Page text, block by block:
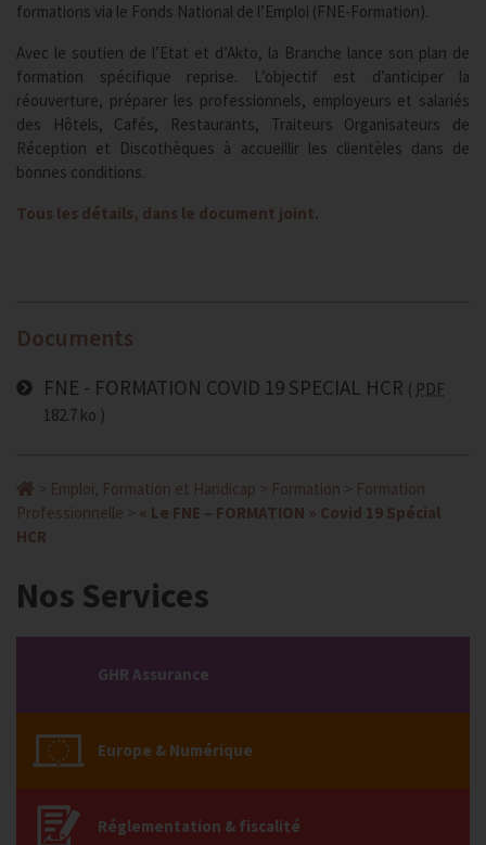
formations via le Fonds National de l’Emploi (FNE-Formation).
Avec le soutien de l’Etat et d’Akto, la Branche lance son plan de
formation spécifique reprise. L’objectif est d’anticiper la
réouverture, préparer les professionnels, employeurs et salariés
des Hôtels, Cafés, Restaurants, Traiteurs Organisateurs de
Réception et Discothèques à accueillir les clientèles dans de
bonnes conditions.
Tous les détails, dans le document joint.
Documents
FNE - FORMATION COVID 19 SPECIAL HCR
PDF
182.7 ko
> Emploi, Formation et Handicap > Formation > Formation
Professionnelle > « Le FNE – FORMATION » Covid 19 Spécial
HCR
Nos Services
GHR Assurance
Europe & Numérique
Réglementation & fiscalité